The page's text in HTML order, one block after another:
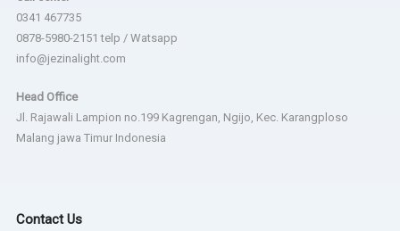
0341 467735
0878-5980-2151 telp / Watsapp
info@jezinalight.com
Head Office
Jl. Rajawali Lampion no.199 Kagrengan, Ngijo, Kec. Karangploso
Malang jawa Timur Indonesia
Contact Us